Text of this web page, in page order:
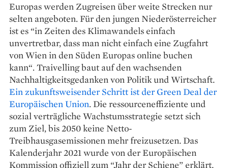
Europas werden Zugreisen über weite Strecken nur
selten angeboten. Für den jungen Niederösterreicher
ist es “in Zeiten des Klimawandels einfach
unvertretbar, dass man nicht einfach eine Zugfahrt
von Wien in den Süden Europas online buchen
kann“. Traivelling baut auf den wachsenden
Nachhaltigkeitsgedanken von Politik und Wirtschaft.
Ein zukunftsweisender Schritt ist der Green Deal der
Europäischen Union. Die ressourceneffiziente und
sozial verträgliche Wachstumsstrategie setzt sich
zum Ziel, bis 2050 keine Netto-
Treibhausgasemissionen mehr freizusetzen. Das
Kalenderjahr 2021 wurde von der Europäischen
Kommission offiziell zum “Jahr der Schiene” erklärt.